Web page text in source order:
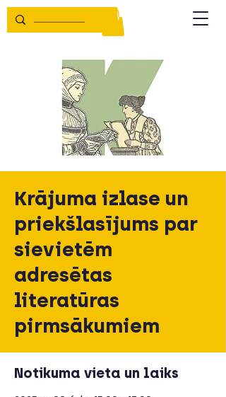
Krājuma izlase un
priekšlasījums par
sievietēm
adresētas
literatūras
pirmsākumiem
Notikuma vieta un laiks